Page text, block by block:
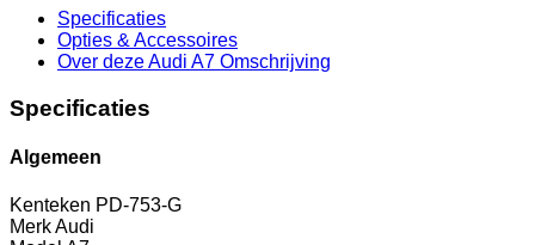
Specificaties
Opties & Accessoires
Over deze Audi A7 Omschrijving
Specificaties
Algemeen
Kenteken PD-753-G
MerkAudi